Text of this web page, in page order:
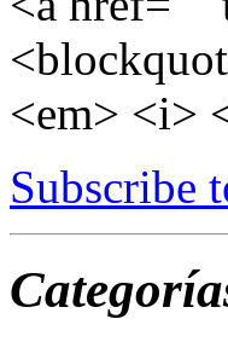
<em> <i>
Subscribe